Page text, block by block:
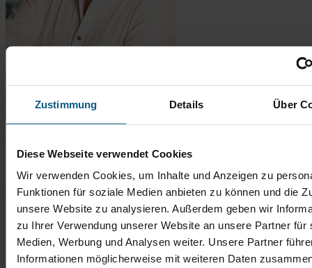
Zustimmung Details Über
Diese Webseite verwendet Cookies
Wir verwenden Cookies, um Inhalte und Anzeigen zu
Funktionen für soziale Medien anbieten zu können und die
unsere Website zu analysieren. Außerdem geben wir
zu Ihrer Verwendung unserer Website an unsere Partner für
Medien, Werbung und Analysen weiter. Unsere Partner
Informationen möglicherweise mit weiteren Daten
Tel.: 06431 2900-67t.bingener@autobach.de